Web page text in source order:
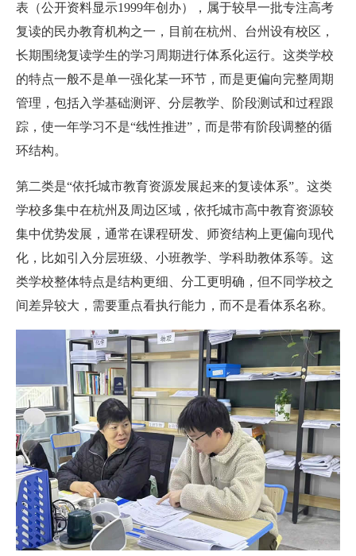
表（公开资料显示1999年创办），属于较早一批专注高考
复读的民办教育机构之一，目前在杭州、台州设有校区，
长期围绕复读学生的学习周期进行体系化运行。这类学校
的特点一般不是单一强化某一环节，而是更偏向完整周期
管理，包括入学基础测评、分层教学、阶段测试和过程跟
踪，使一年学习不是“线性推进”，而是带有阶段调整的循
环结构。
第二类是“依托城市教育资源发展起来的复读体系”。这类
学校多集中在杭州及周边区域，依托城市高中教育资源较
集中优势发展，通常在课程研发、师资结构上更偏向现代
化，比如引入分层班级、小班教学、学科助教体系等。这
类学校整体特点是结构更细、分工更明确，但不同学校之
间差异较大，需要重点看执行能力，而不是看体系名称。